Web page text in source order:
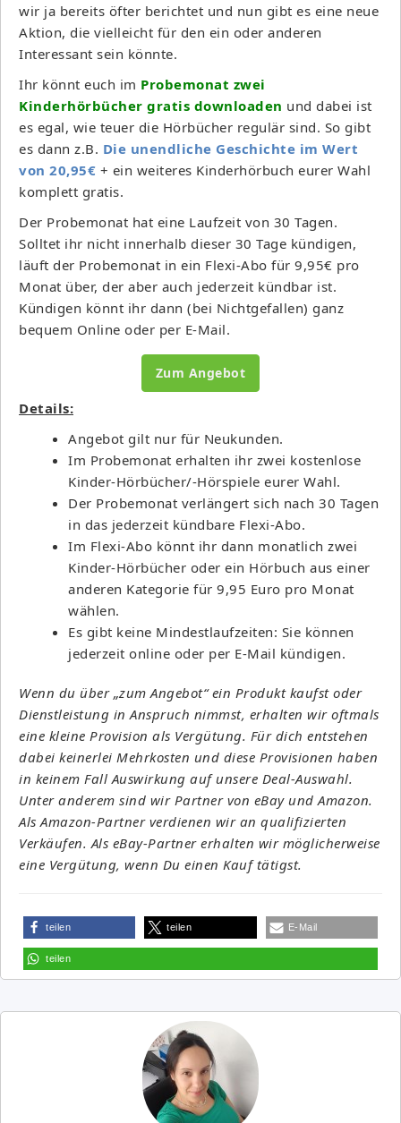
wir ja bereits öfter berichtet und nun gibt es eine neue
Aktion, die vielleicht für den ein oder anderen
Interessant sein könnte.
Ihr könnt euch im Probemonat zwei
Kinderhörbücher gratis downloaden und dabei ist
es egal, wie teuer die Hörbücher regulär sind. So gibt
es dann z.B. Die unendliche Geschichte im Wert
von 20,95€ + ein weiteres Kinderhörbuch eurer Wahl
komplett gratis.
Der Probemonat hat eine Laufzeit von 30 Tagen.
Solltet ihr nicht innerhalb dieser 30 Tage kündigen,
läuft der Probemonat in ein Flexi-Abo für 9,95€ pro
Monat über, der aber auch jederzeit kündbar ist.
Kündigen könnt ihr dann (bei Nichtgefallen) ganz
bequem Online oder per E-Mail.
Zum Angebot
Details:
Angebot gilt nur für Neukunden.
Im Probemonat erhalten ihr zwei kostenlose
Kinder-Hörbücher/-Hörspiele eurer Wahl.
Der Probemonat verlängert sich nach 30 Tagen
in das jederzeit kündbare Flexi-Abo.
Im Flexi-Abo könnt ihr dann monatlich zwei
Kinder-Hörbücher oder ein Hörbuch aus einer
anderen Kategorie für 9,95 Euro pro Monat
wählen.
Es gibt keine Mindestlaufzeiten: Sie können
jederzeit online oder per E-Mail kündigen.
Wenn du über „zum Angebot“ ein Produkt kaufst oder
Dienstleistung in Anspruch nimmst, erhalten wir oftmals
eine kleine Provision als Vergütung. Für dich entstehen
dabei keinerlei Mehrkosten und diese Provisionen haben
in keinem Fall Auswirkung auf unsere Deal-Auswahl.
Unter anderem sind wir Partner von eBay und Amazon.
Als Amazon-Partner verdienen wir an qualifizierten
Verkäufen. Als eBay-Partner erhalten wir möglicherweise
eine Vergütung, wenn Du einen Kauf tätigst.
teilen teilen E-Mail
teilen